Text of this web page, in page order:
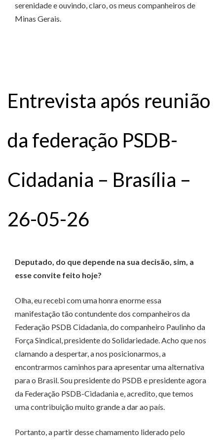
serenidade e ouvindo, claro, os meus companheiros de
Minas Gerais.
Entrevista após reunião
da federação PSDB-
Cidadania – Brasília –
26-05-26
Deputado, do que depende na sua decisão, sim, a
esse convite feito hoje?
Olha, eu recebi com uma honra enorme essa
manifestação tão contundente dos companheiros da
Federação PSDB Cidadania, do companheiro Paulinho da
Força Sindical, presidente do Solidariedade. Acho que nos
clamando a despertar, a nos posicionarmos, a
encontrarmos caminhos para apresentar uma alternativa
para o Brasil. Sou presidente do PSDB e presidente agora
da Federação PSDB-Cidadania e, acredito, que temos
uma contribuição muito grande a dar ao país.
Portanto, a partir desse chamamento liderado pelo